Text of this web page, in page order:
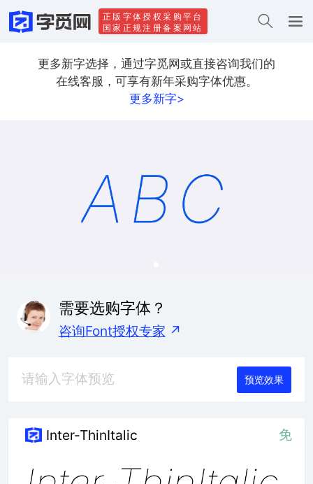
正版字体授权采购平台
国家正规注册备案网站
更多新字选择，通过字觅网或直接咨询我们的
在线客服，可享有新年采购字体优惠。
更多新字>
需要选购字体？
咨询Font授权专家 ↗
预览效果
Inter-ThinItalic 免